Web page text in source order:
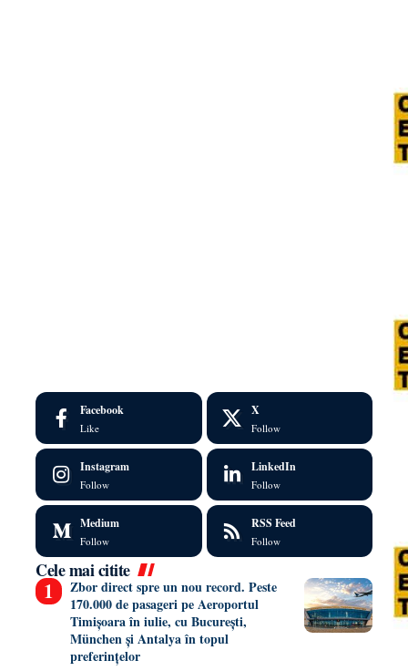
Facebook
Like
X
Follow
Instagram
Follow
LinkedIn
Follow
Medium
Follow
RSS Feed
Follow
Cele mai citite
Zbor direct spre un nou record. Peste
170.000 de pasageri pe Aeroportul
Timișoara în iulie, cu București,
München și Antalya în topul
preferințelor